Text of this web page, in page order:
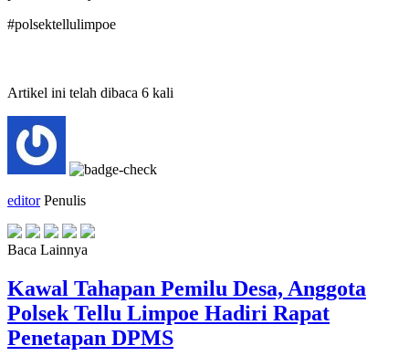
#polsektellulimpoe
Artikel ini telah dibaca 6 kali
editor Penulis
Baca Lainnya
Kawal Tahapan Pemilu Desa, Anggota
Polsek Tellu Limpoe Hadiri Rapat
Penetapan DPMS